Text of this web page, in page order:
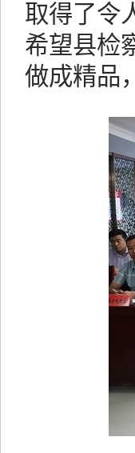
取得了令
希望县检
做成精品